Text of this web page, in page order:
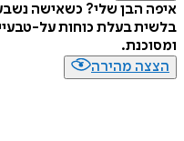
איפה הבן שלי? כשאישה
בלשית בעלת כוחות על-
ומסוכנת.
הצצה מהירה